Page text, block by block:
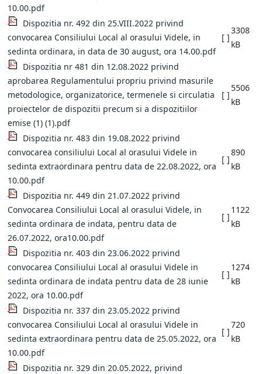
10.00.pdf
Dispozitia nr. 492 din 25.VIII.2022 privind
convocarea Consiliului Local al orasului Videle, in
sedinta ordinara, in data de 30 august, ora 14.00.pdf
[ ]
3308
kB
Dispozitia nr 481 din 12.08.2022 privind
aprobarea Regulamentului propriu privind masurile
metodologice, organizatorice, termenele si circulatia
proiectelor de dispozitii precum si a dispozitiilor
emise (1) (1).pdf
[ ]
5506
kB
Dispozitia nr. 483 din 19.08.2022 privind
convocarea consiliului Local al orasului Videle in
sedinta extraordinara pentru data de 22.08.2022, ora
10.00.pdf
[ ]
890
kB
Dispozitia nr. 449 din 21.07.2022 privind
Convocarea Consiliului Local al orasului Videle, in
sedinta ordinara de indata, pentru data de
26.07.2022, ora10.00.pdf
[ ]
1122
kB
Dispozitia nr. 403 din 23.06.2022 privind
convocarea Consiliului Local al orasului Videle in
sedinta ordinara de indata pentru data de 28 iunie
2022, ora 10.00.pdf
[ ]
1274
kB
Dispozitia nr. 337 din 23.05.2022 privind
convocarea Consiliului Local al orasului Videle in
sedinta extraordinara pentru data de 25.05.2022, ora
10.00.pdf
[ ]
720
kB
Dispozitia nr. 329 din 20.05.2022, privind